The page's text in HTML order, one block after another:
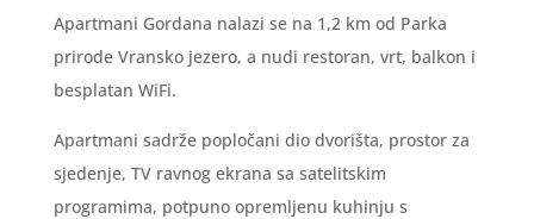
Apartmani Gordana nalazi se na 1,2 km od Parka
prirode Vransko jezero, a nudi restoran, vrt, balkon i
besplatan WiFi.
Apartmani sadrže popločani dio dvorišta, prostor za
sjedenje, TV ravnog ekrana sa satelitskim
programima, potpuno opremljenu kuhinju s